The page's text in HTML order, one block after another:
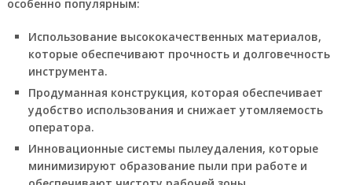
особенно популярным:
Использование высококачественных материалов,
которые обеспечивают прочность и долговечность
инструмента.
Продуманная конструкция, которая обеспечивает
удобство использования и снижает утомляемость
оператора.
Инновационные системы пылеудаления, которые
минимизируют образование пыли при работе и